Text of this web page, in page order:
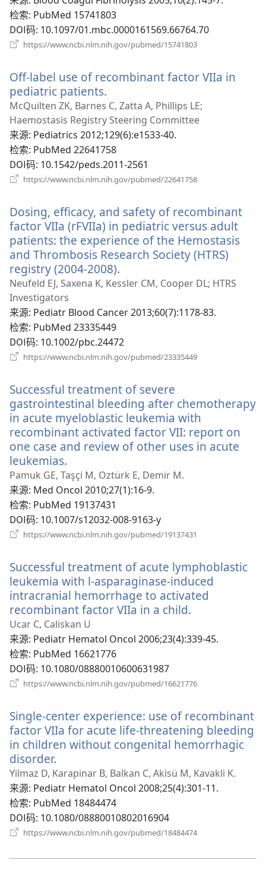
窗
口）
检索‎: PubMed 15741803
DOI码‎: 10.1097/01.mbc.0000161569.66764.70
https://www.ncbi.nlm.nih.gov/pubmed/15741803
窗
Off-label use of recombinant factor VIIa in
pediatric patients.
开
新
窗
口）
McQuilten ZK, Barnes C, Zatta A, Phillips LE;
Haemostasis Registry Steering Committee
来源‎: Pediatrics 2012;129(6):e1533-40.
检索‎: PubMed 22641758
DOI码‎: 10.1542/peds.2011-2561
https://www.ncbi.nlm.nih.gov/pubmed/22641758
窗
口）
Dosing, efficacy, and safety of recombinant
factor VIIa (rFVIIa) in pediatric versus adult
patients: the experience of the Hemostasis
and Thrombosis Research Society (HTRS)
registry (2004-2008).
开
窗
Neufeld EJ, Saxena K, Kessler CM, Cooper DL; HTRS
Investigators
来源‎: Pediatr Blood Cancer 2013;60(7):1178-83.
检索‎: PubMed 23335449
DOI码‎: 10.1002/pbc.24472
https://www.ncbi.nlm.nih.gov/pubmed/23335449
口）
Successful treatment of severe
gastrointestinal bleeding after chemotherapy
in acute myeloblastic leukemia with
recombinant activated factor VII: report on
one case and review of other uses in acute
leukemias.
开
新
窗
口）
Pamuk GE, Taşçi M, Oztürk E, Demir M.
来源‎: Med Oncol 2010;27(1):16-9.
检索‎: PubMed 19137431
DOI码‎: 10.1007/s12032-008-9163-y
https://www.ncbi.nlm.nih.gov/pubmed/19137431
窗
口）
Successful treatment of acute lymphoblastic
leukemia with l-asparaginase-induced
intracranial hemorrhage to activated
recombinant factor VIIa in a child.
新
Ucar C, Caliskan U
来源‎: Pediatr Hematol Oncol 2006;23(4):339-45.
检索‎: PubMed 16621776
DOI码‎: 10.1080/08880010600631987
https://www.ncbi.nlm.nih.gov/pubmed/16621776
窗
口）
Single-center experience: use of recombinant
factor VIIa for acute life-threatening bleeding
in children without congenital hemorrhagic
disorder.
开
新
窗
口）
Yilmaz D, Karapinar B, Balkan C, Akisü M, Kavakli K.
来源‎: Pediatr Hematol Oncol 2008;25(4):301-11.
检索‎: PubMed 18484474
DOI码‎: 10.1080/08880010802016904
https://www.ncbi.nlm.nih.gov/pubmed/18484474